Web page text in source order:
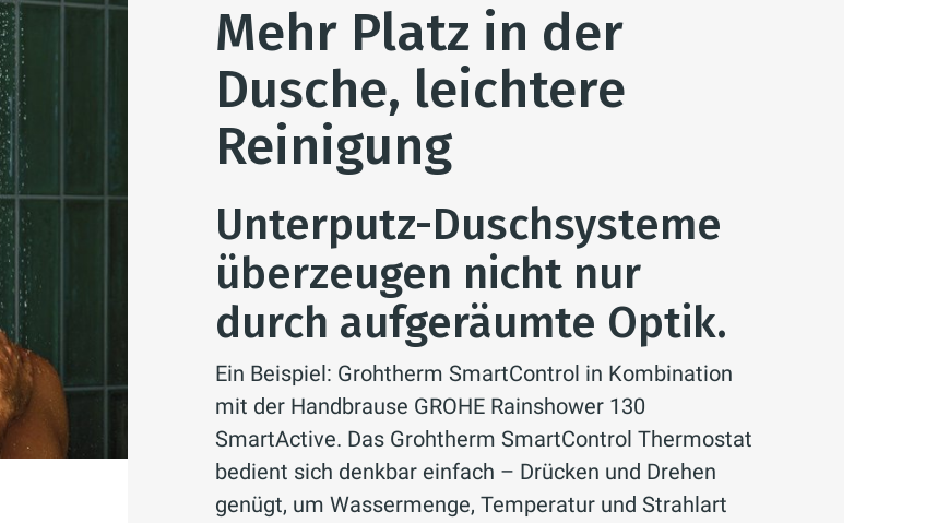
Mehr Platz in der
Dusche, leichtere
Reinigung
Unterputz-Duschsysteme
überzeugen nicht nur
durch aufgeräumte Optik.
Ein Beispiel: Grohtherm SmartControl in Kombination
mit der Handbrause GROHE Rainshower 130
SmartActive. Das Grohtherm SmartControl Thermostat
bedient sich denkbar einfach – Drücken und Drehen
genügt, um Wassermenge, Temperatur und Strahlart